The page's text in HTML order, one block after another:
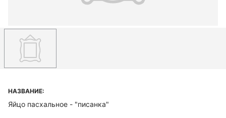
НАЗВАНИЕ:
Яйцо пасхальное - "писанка"